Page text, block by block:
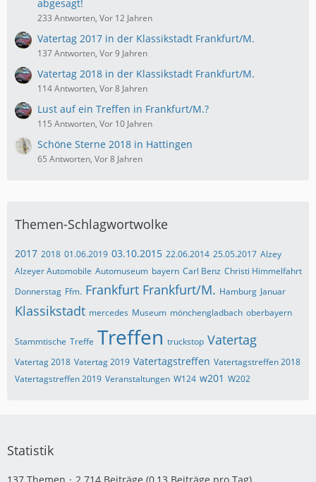
abgesagt!
233 Antworten, Vor 12 Jahren
Vatertag 2017 in der Klassikstadt Frankfurt/M.
137 Antworten, Vor 9 Jahren
Vatertag 2018 in der Klassikstadt Frankfurt/M.
114 Antworten, Vor 8 Jahren
Lust auf ein Treffen in Frankfurt/M.?
115 Antworten, Vor 10 Jahren
Schöne Sterne 2018 in Hattingen
65 Antworten, Vor 8 Jahren
Themen-Schlagwortwolke
2017 2018 01.06.2019 03.10.2015 22.06.2014 25.05.2017 Alzey
Alzeyer Automobile Automuseum bayern Carl Benz Christi Himmelfahrt
Donnerstag Ffm. Frankfurt Frankfurt/M. Hamburg Januar
Klassikstadt mercedes Museum mönchengladbach oberbayern
Stammtische Treffe Treffen truckstop Vatertag
Vatertag 2018 Vatertag 2019 Vatertagstreffen Vatertagstreffen 2018
Vatertagstreffen 2019 Veranstaltungen W124 w201 W202
Statistik